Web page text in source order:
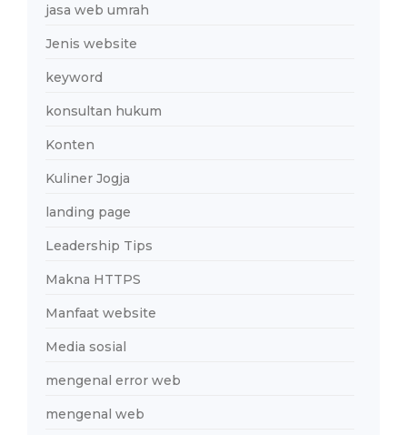
jasa web umrah
Jenis website
keyword
konsultan hukum
Konten
Kuliner Jogja
landing page
Leadership Tips
Makna HTTPS
Manfaat website
Media sosial
mengenal error web
mengenal web